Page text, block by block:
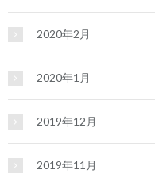
2020年2月
2020年1月
2019年12月
2019年11月